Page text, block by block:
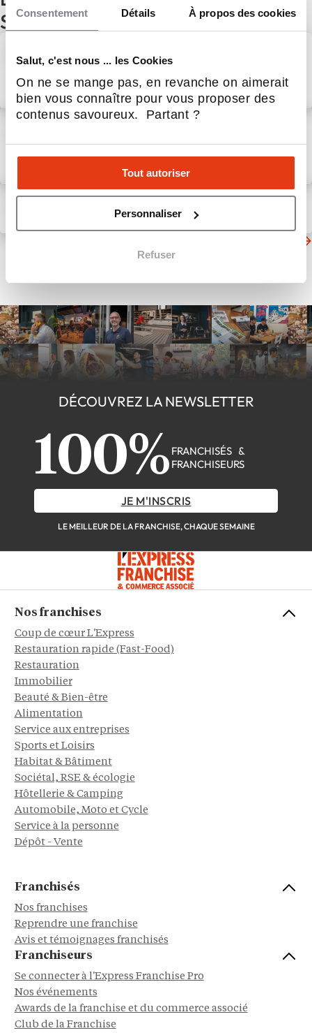
Consentement Détails À propos des cookies
Salut, c'est nous ... les Cookies
On ne se mange pas, en revanche on aimerait
bien vous connaître pour vous proposer des
contenus savoureux. Partant ?
Tout autoriser
Personnaliser
Refuser
Service aux entreprises
Rennes : David Bocher rejoint
le réseau Litha Espresso
31 Juil 2026 Service aux entreprises
Reportage télé : France 3
atelier d'éco-torréfaction
7 Août 2026Service aux entreprises
Vu dans le réseau
6 Août 2026Service aux entreprises
DÉCOUVREZ LA NEWSLETTER
100% FRANCHISÉS &
FRANCHISEURS
JE M'INSCRIS
LE MEILLEUR DE LA FRANCHISE, CHAQUE SEMAINE
Nos franchises
Coup de cœur L'Express
Restauration rapide (Fast-Food)
Restauration
Immobilier
Beauté & Bien-être
Alimentation
Service aux entreprises
Sports et Loisirs
Habitat & Bâtiment
Sociétal, RSE & écologie
Hôtellerie & Camping
Automobile, Moto et Cycle
Service à la personne
Dépôt - Vente
Franchisés
Nos franchises
Reprendre une franchise
Avis et témoignages franchisés
Franchiseurs
Se connecter à l'Express Franchise Pro
Nos événements
Awards de la franchise et du commerce associé
Club de la Franchise